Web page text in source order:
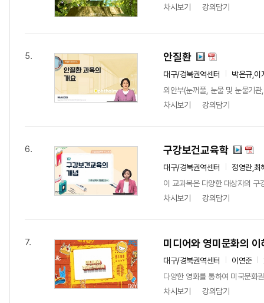
차시보기
강의담기
5. 안질환
대구/경북권역센터
박은규,이
외안부(눈꺼풀, 눈물 및 눈물기
차시보기
강의담기
6. 구강보건교육학
대구/경북권역센터
정영란,최
이 교과목은 다양한 대상자의 구
차시보기
강의담기
7. 미디어와 영미문화의 이
대구/경북권역센터 이연준
다양한 영화를 통하여 미국문화
차시보기
강의담기